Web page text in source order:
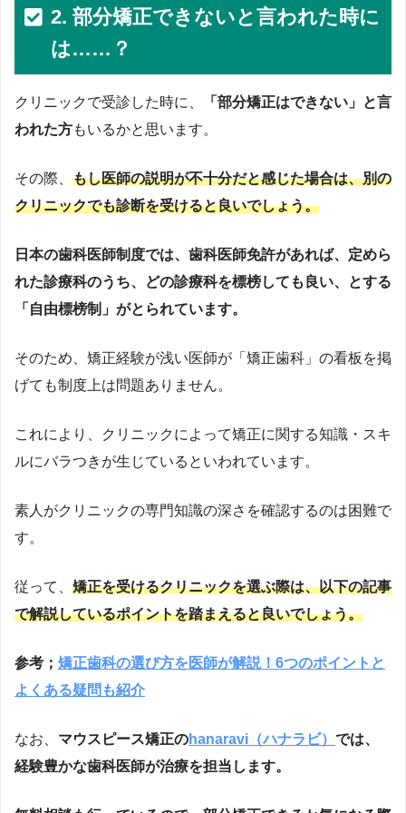
2. 部分矯正できないと言われた時に
は……？
クリニックで受診した時に、
「部分矯正はできない」と言
われた方もいるかと思います。
その際、 もし医師の説明が不十分だと感じた場合は、別の
クリニックでも診断を受けると良いでしょう。
日本の歯科医師制度では、歯科医師免許があれば、定めら
れた診療科のうち、どの診療科を標榜しても良い、とする
「自由標榜制」がとられています。
そのため、矯正経験が浅い医師が「矯正歯科」の看板を掲
げても制度上は問題ありません。
これにより、クリニックによって矯正に関する知識・スキ
ルにバラつきが生じているといわれています。
素人がクリニックの専門知識の深さを確認するのは困難で
す。
従って、 矯正を受けるクリニックを選ぶ際は、以下の記事
で解説しているポイントを踏まえると良いでしょう。
参考； 矯正歯科の選び方を医師が解説！6つのポイントと
よくある疑問も紹介
なお、 マウスピース矯正のhanaravi（ハナラビ） では、
経験豊かな歯科医師が治療を担当します。